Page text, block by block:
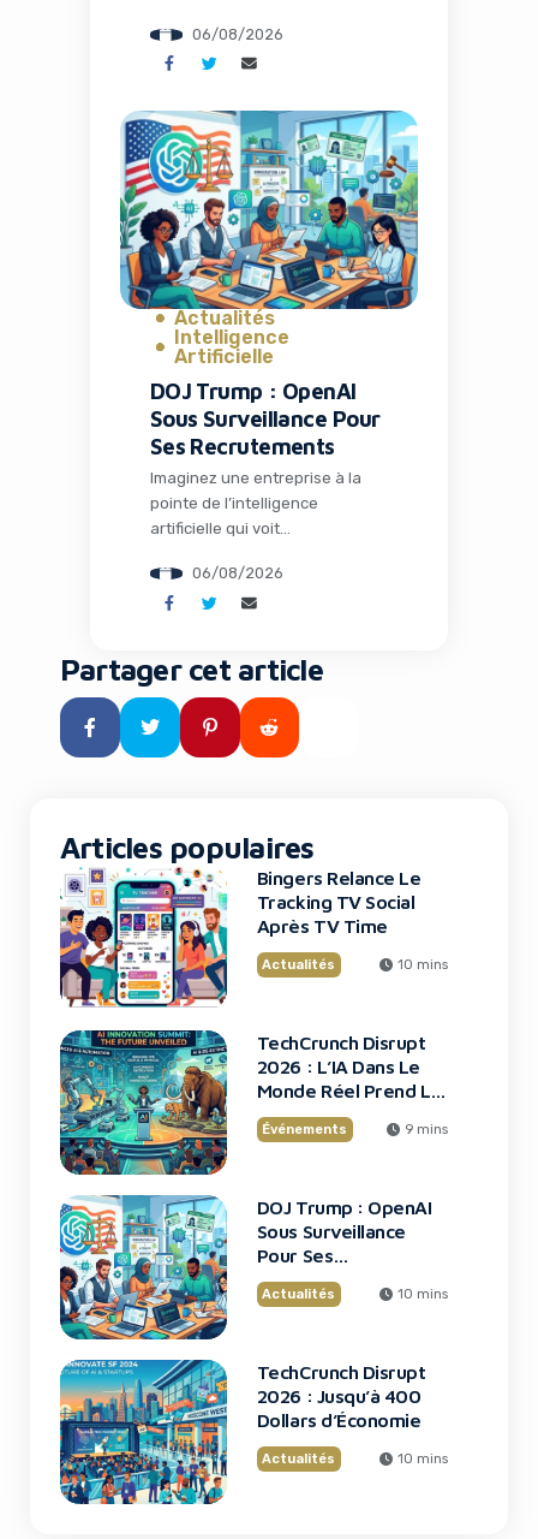
l’intelligence artificielle opère
loin de tout cloud dans des
où des espèces éteintes depuis
des millénaires pourraient
fouler à nouveau notre planète
grâce à la biologie de synthèse.
Ce n’est plus de la science-
fiction : c’est le […]
06/08/2026
Actualités
Intelligence
Artificielle
DOJ Trump : OpenAI
Sous Surveillance Pour
Ses Recrutements
Imaginez une entreprise à la
pointe de l’intelligence
artificielle qui voit
recrutement scrutées au plus
haut niveau par le
OpenAI en ce mois d’août 2026.
Le Department of Justice (DOJ)
sous l’administration Trump a
annoncé une surveillance de
06/08/2026
Partager cet article
Articles populaires
Bingers Relance Le
Tracking TV Social
Après TV Time
Actualités 10 mins
TechCrunch Disrupt
2026 : L’IA Dans Le
Monde Réel Prend La
Scène
Événements 9 mins
DOJ Trump : OpenAI
Sous Surveillance
Pour Ses
Recrutements
Actualités 10 mins
TechCrunch Disrupt
2026 : Jusqu’à 400
Dollars d’Économie
Actualités 10 mins